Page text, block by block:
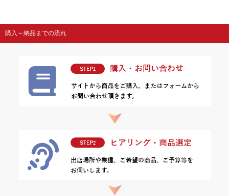
購入～納品までの流れ